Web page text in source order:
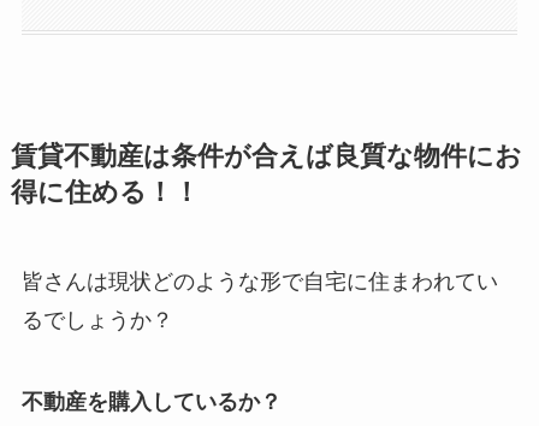
賃貸不動産は条件が合えば良質な物件にお
得に住める！！
皆さんは現状どのような形で自宅に住まわれてい
るでしょうか？
不動産を購入しているか？